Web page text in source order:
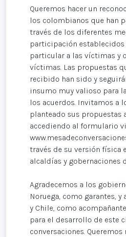
Queremos hacer un
los colombianos que han
través de los diferentes
participación establecidos
particular a las víctimas y
víctimas. Las propuestas
recibido han sido y
insumo muy valioso para
los acuerdos. Invitamos a
planteado sus propuestas
accediendo al formulario
través de su versión física
alcaldías y gobernaciones
Agradecemos a los
Noruega, como garantes, y
y Chile, como
para el desarrollo de este
conversaciones. Queremos